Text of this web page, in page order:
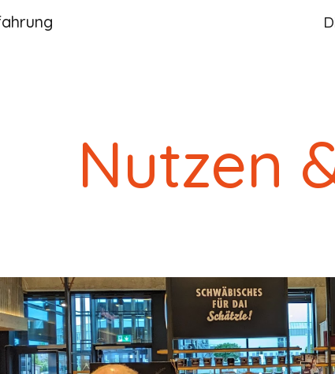
Nutzen